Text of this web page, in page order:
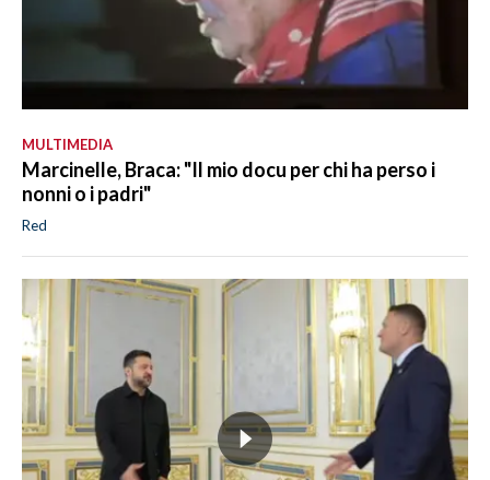
MULTIMEDIA
Marcinelle, Braca: "Il mio docu per chi ha perso i
nonni o i padri"
Red